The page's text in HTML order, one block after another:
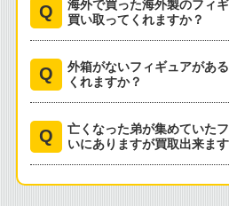
海外で買った海外製のフィ
買い取ってくれますか？
外箱がないフィギュアがあ
くれますか？
亡くなった弟が集めていた
いにありますが買取出来ま